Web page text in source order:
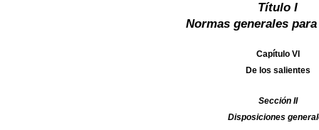
Título I
Normas generales
Capítulo VI
De los salientes
Sección II
Disposiciones